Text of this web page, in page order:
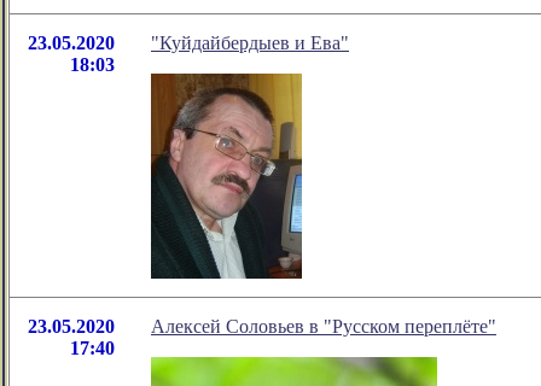
23.05.2020
18:03
"Куйдайбердыев и Ева"
23.05.2020
17:40
Алексей Соловьев в "Русском переплёте"